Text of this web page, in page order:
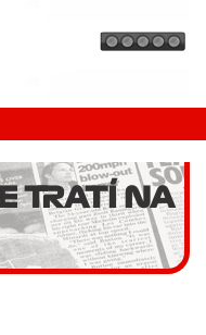
TRATÍ NA